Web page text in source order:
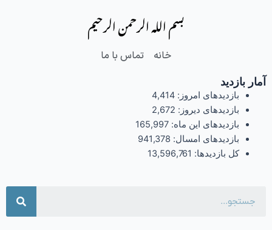
بسم الله الرحمن الرحیم
خانه تماس با ما
آمار بازدید
بازدیدهای امروز: 4,414
بازدیدهای دیروز: 2,672
بازدیدهای این ماه: 165,997
بازدیدهای امسال: 941,378
کل بازدیدها: 13,596,761